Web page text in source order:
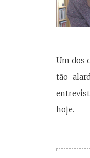
Um dos
tão
hoje.